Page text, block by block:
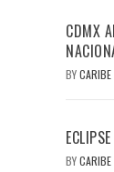
CDMX
BYCARIBE
BYCARIBE